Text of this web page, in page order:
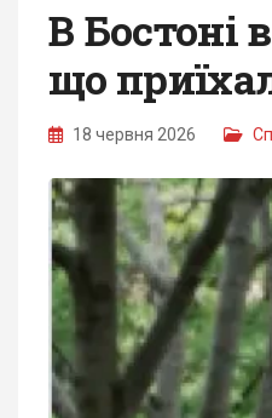
В Бостоні
що
18 червня 2026